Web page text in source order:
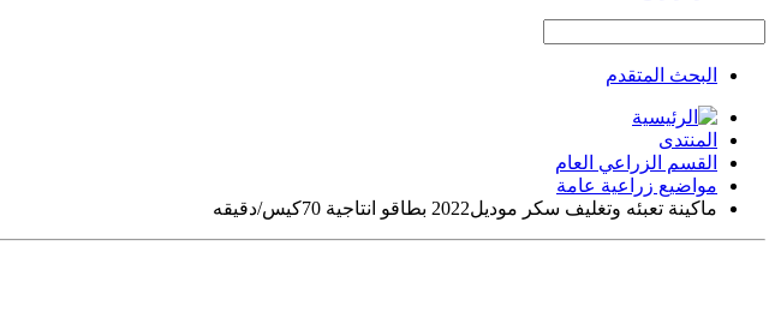
البحث المتقدم
المنتدى
القسم الزراعي العام
مواضيع زراعية عامة
ماكينة تعبئه وتغليف سكر موديل2022 بطاقو انتاجية 70كيس/دقيقه